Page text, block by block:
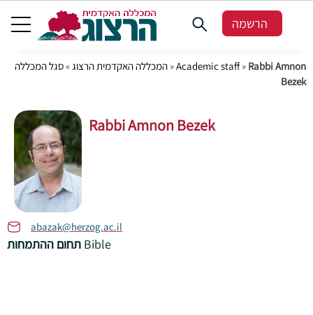
הרשמה
המכללה האקדמית הרצוג »סגל המכללה »Academic staff» Rabbi Amnon
Bezek
Rabbi Amnon Bezek
abazak@herzog.ac.il
Bible